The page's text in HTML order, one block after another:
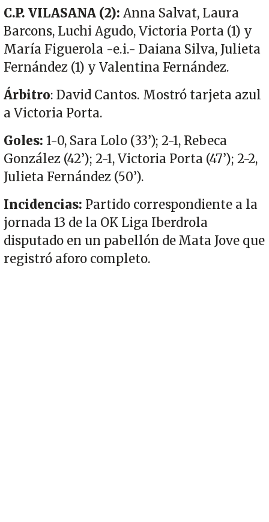
C.P. VILASANA (2): Anna Salvat, Laura
Barcons, Luchi Agudo, Victoria Porta (1) y
María Figuerola -e.i.- Daiana Silva, Julieta
Fernández (1) y Valentina Fernández.
Árbitro: David Cantos. Mostró tarjeta azul
a Victoria Porta.
Goles: 1-0, Sara Lolo (33’); 2-1, Rebeca
González (42’); 2-1, Victoria Porta (47’); 2-2,
Julieta Fernández (50’).
Incidencias: Partido correspondiente a la
jornada 13 de la OK Liga Iberdrola
disputado en un pabellón de Mata Jove que
registró aforo completo.